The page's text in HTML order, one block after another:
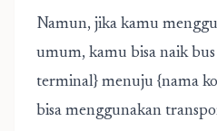
Namun, jika kamu
umum, kamu bisa naik
terminal} menuju {nama
bisa menggunakan